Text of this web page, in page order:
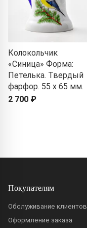
Колокольчик
«Синица» Форма:
Петелька. Твердый
фарфор. 55 x 65 мм.
2 700 ₽
Покупателям
Обслуживание клиентов
Оформление заказа